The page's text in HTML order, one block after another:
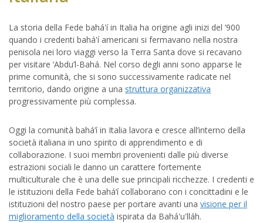
La storia della Fede bahá'í in Italia ha origine agli inizi del ’900
quando i credenti bahá'í americani si fermavano nella nostra
penisola nei loro viaggi verso la Terra Santa dove si recavano
per visitare ‘Abdu’l-Bahá. Nel corso degli anni sono apparse le
prime comunità, che si sono successivamente radicate nel
territorio, dando origine a una struttura organizzativa
progressivamente più complessa.
Oggi la comunità bahá’í in Italia lavora e cresce all’interno della
società italiana in uno spirito di apprendimento e di
collaborazione. I suoi membri provenienti dalle più diverse
estrazioni sociali le danno un carattere fortemente
multiculturale che è una delle sue principali ricchezze. I credenti e
le istituzioni della Fede bahá’í collaborano con i concittadini e le
istituzioni del nostro paese per portare avanti una visione per il
miglioramento della società ispirata da Bahá'u'lláh.